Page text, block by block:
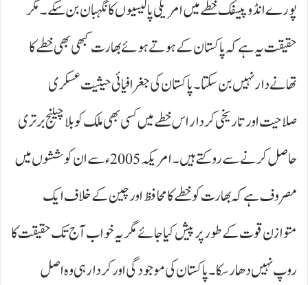
پورے انڈو پیسفک خطے میں امریکی پالیسیوں کا نگہبان بن سکے۔ مگر
حقیقت یہ ہے کہ پاکستان کے ہوتے ہوئے بھارت کبھی بھی خطے کا
تھانے دار نہیں بن سکتا۔ پاکستان کی جغرافیائی حیثیت عسکری
صلاحیت اور تاریخی کردار اس خطے میں کسی بھی ملک کو بلا چیلنج برتری
حاصل کرنے سے روکتے ہیں۔ امریکہ 2005ء سے ان کوششوں میں
مصروف ہے کہ بھارت کو خطے کا محافظ اور چین کے خلاف ایک
متوازن قوت کے طور پر پیش کیا جائے مگر یہ خواب آج تک حقیقت کا
روپ نہیں دھار سکا۔ پاکستان کی موجودگی اور کردار ہی وہ اصل